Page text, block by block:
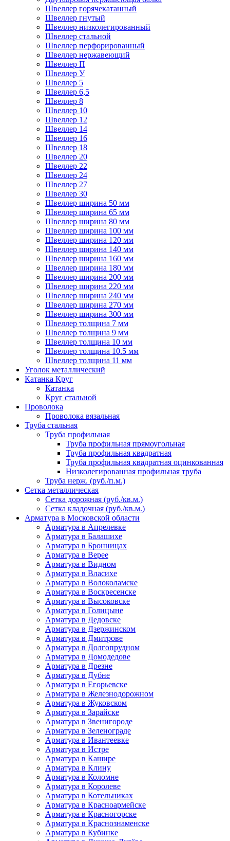
Швеллер горячекатанный
Швеллер гнутый
Швеллер низколегированный
Швеллер стальной
Швеллер перфорированный
Швеллер нержавеющий
Швеллер П
Швеллер У
Швеллер 5
Швеллер 6,5
Швеллер 8
Швеллер 10
Швеллер 12
Швеллер 14
Швеллер 16
Швеллер 18
Швеллер 20
Швеллер 22
Швеллер 24
Швеллер 27
Швеллер 30
Швеллер ширина 50 мм
Швеллер ширина 65 мм
Швеллер ширина 80 мм
Швеллер ширина 100 мм
Швеллер ширина 120 мм
Швеллер ширина 140 мм
Швеллер ширина 160 мм
Швеллер ширина 180 мм
Швеллер ширина 200 мм
Швеллер ширина 220 мм
Швеллер ширина 240 мм
Швеллер ширина 270 мм
Швеллер ширина 300 мм
Швеллер толщина 7 мм
Швеллер толщина 9 мм
Швеллер толщина 10 мм
Швеллер толщина 10.5 мм
Швеллер толщина 11 мм
Уголок металлический
Катанка Круг
Катанка
Круг стальной
Проволока
Проволока вязальная
Труба стальная
Труба профильная
Труба профильная прямоугольная
Труба профильная квадратная
Труба профильная квадратная оцинкованная
Низколегированная профильная труба
Труба нерж. (руб./п.м.)
Сетка металлическая
Сетка дорожная (руб./кв.м.)
Сетка кладочная (руб./кв.м.)
Арматура в Московской области
Арматура в Апрелевке
Арматура в Балашихе
Арматура в Бронницах
Арматура в Верее
Арматура в Видном
Арматура в Власихе
Арматура в Волоколамске
Арматура в Воскресенске
Арматура в Высоковске
Арматура в Голицыне
Арматура в Дедовске
Арматура в Дзержинском
Арматура в Дмитрове
Арматура в Долгопрудном
Арматура в Домодедове
Арматура в Дрезне
Арматура в Дубне
Арматура в Егорьевске
Арматура в Железнодорожном
Арматура в Жуковском
Арматура в Зарайске
Арматура в Звенигороде
Арматура в Зеленограде
Арматура в Ивантеевке
Арматура в Истре
Арматура в Кашире
Арматура в Клину
Арматура в Коломне
Арматура в Королеве
Арматура в Котельниках
Арматура в Красноармейске
Арматура в Красногорске
Арматура в Краснознаменске
Арматура в Кубинке